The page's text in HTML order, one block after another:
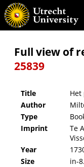
Het paradys verlooren.
Full view of
25839
Title Het
Author
Type
Imprint
Te
Year
Size
in-8.